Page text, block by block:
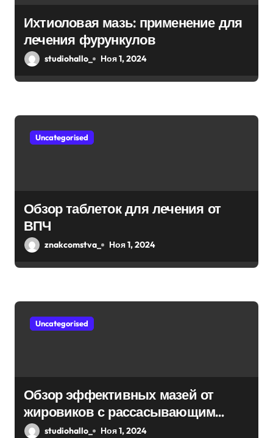
п
и
с
я
Ихтиоловая мазь: применение для
лечения фурункулов
studiohallo_ Ноя 1, 2024
Uncategorised
Обзор таблеток для лечения от
ВПЧ
znakcomstva_ Ноя 1, 2024
Uncategorised
Обзор эффективных мазей от
жировиков с рассасывающим
эффектом
studiohallo_ Ноя 1, 2024